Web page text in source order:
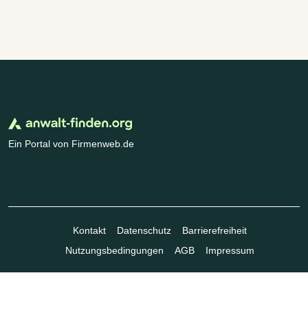
Ein Portal von Firmenweb.de
Kontakt Datenschutz
Barrierefreiheit
Nutzungsbedingungen
AGB Impressum